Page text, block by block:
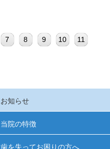
7 8 9 10 11
お知らせ
当院の特徴
歯を失ってお困りの方へ